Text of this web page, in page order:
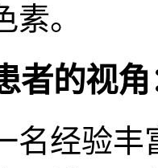
素。
者的视
名经验丰